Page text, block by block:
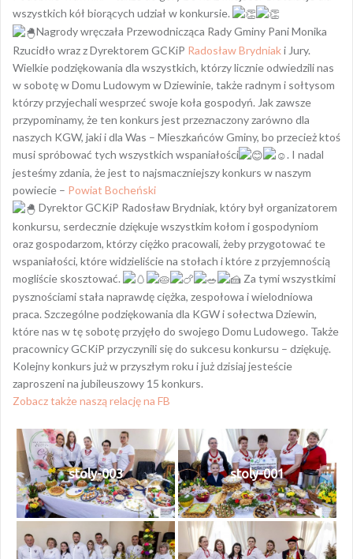
wszystkich kół biorących udział w konkursie.
Nagrody wręczała Przewodnicząca Rady Gminy Pani Monika
Rzucidło wraz z Dyrektorem GCKiP Radosław Brydniaki Jury.
Wielkie podziękowania dla wszystkich, którzy licznie odwiedzili nas
w sobotę w Domu Ludowym w Dziewinie, także radnym i sołtysom
którzy przyjechali wesprzeć swoje koła gospodyń. Jak zawsze
przypominamy, że ten konkurs jest przeznaczony zarówno dla
naszych KGW, jaki i dla Was – Mieszkańców Gminy, bo przecież ktoś
musi spróbować tych wszystkich wspaniałości
. I nadal
jesteśmy zdania, że jest to najsmaczniejszy konkurs w naszym
powiecie – Powiat Bocheński
Dyrektor GCKiP Radosław Brydniak, który był organizatorem
konkursu, serdecznie dziękuje wszystkim kołom i gospodyniom
oraz gospodarzom, którzy ciężko pracowali, żeby przygotować te
wspaniałości, które widzieliście na stołach i które z przyjemnością
mogliście skosztować.
Za tymi wszystkimi
pysznościami stała naprawdę ciężka, zespołowa i wielodniowa
praca. Szczególne podziękowania dla KGW i sołectwa Dziewin,
które nas w tę sobotę przyjęło do swojego Domu Ludowego. Także
pracownicy GCKiP przyczynili się do sukcesu konkursu – dziękuję.
Kolejny konkurs już w przyszłym roku i już dzisiaj jesteście
zaproszeni na jubileuszowy 15 konkurs.
Zobacz także naszą relację na FB
stoly-003 stoly-001